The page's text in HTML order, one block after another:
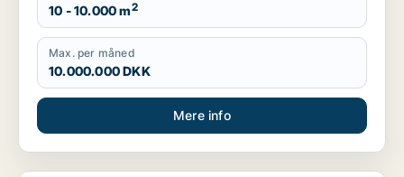
10 - 10.000 m2
Max. per måned
10.000.000 DKK
Mere info